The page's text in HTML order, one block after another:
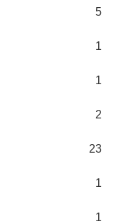
5
1
1
2
23
1
1